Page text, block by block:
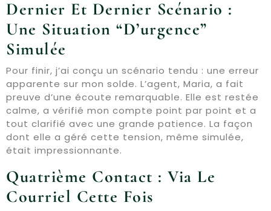
Dernier Et Dernier Scénario :
Une Situation “d’urgence”
Simulée
Pour finir, j’ai conçu un scénario tendu : une erreur
apparente sur mon solde. L’agent, Maria, a fait
preuve d’une écoute remarquable. Elle est restée
calme, a vérifié mon compte point par point et a
tout clarifié avec une grande patience. La façon
dont elle a géré cette tension, même simulée,
était impressionnante.
Quatrième Contact : Via Le
Courriel Cette Fois